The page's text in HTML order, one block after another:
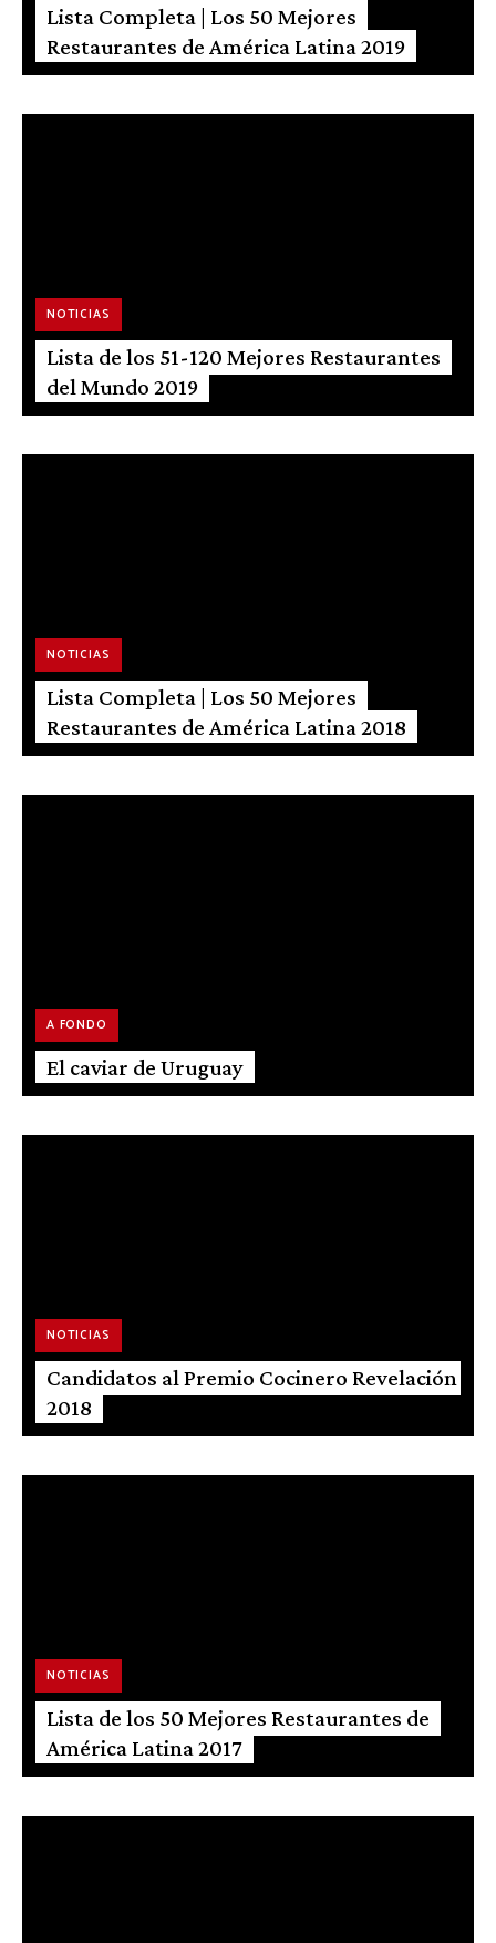
Lista Completa | Los 50 Mejores
Restaurantes de América Latina 2019
NOTICIAS
Lista de los 51-120 Mejores Restaurantes
del Mundo 2019
NOTICIAS
Lista Completa | Los 50 Mejores
Restaurantes de América Latina 2018
A FONDO
El caviar de Uruguay
NOTICIAS
Candidatos al Premio Cocinero Revelación
2018
NOTICIAS
Lista de los 50 Mejores Restaurantes de
América Latina 2017